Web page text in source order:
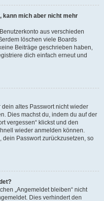
kann mich aber nicht mehr
aus verschieden
löschen viele Boards
Beiträge geschrieben haben,
dich einfach erneut und
altes Passwort nicht wieder
Dies machst du, indem du auf der
vergessen“ klickst und den
wieder anmelden können.
Passwort zurückzusetzen, so
„Angemeldet bleiben“ nicht
Dies verhindert den